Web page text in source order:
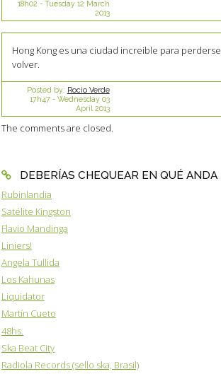
18h02 - Tuesday 12 March
2013
Hong Kong es una ciudad increible para
volver.
Posted by: Rocio Verde
17h47- Wednesday 03
April 2013
The comments are closed.
DEBERÍAS CHEQUEAR EN QUÉ ANDA
Rubinlandia
Satélite Kingston
Flavio Mandinga
Liniers!
Angela Tullida
Los Kahunas
Liquidator
Martín Cueto
48hs.
Ska Beat City
Radiola Records (sello ska, Brasil)